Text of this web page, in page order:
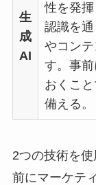
生
成
AI
性を発
認識を
やコン
す。事
おくこ
備える。
2つの技術を
前にマーケテ